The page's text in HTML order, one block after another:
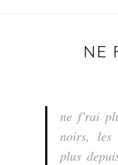
NE
ne f’rai
noirs, les
plus